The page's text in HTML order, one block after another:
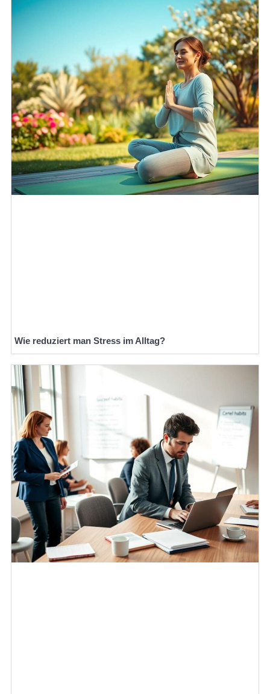
Wie reduziert man Stress im Alltag?